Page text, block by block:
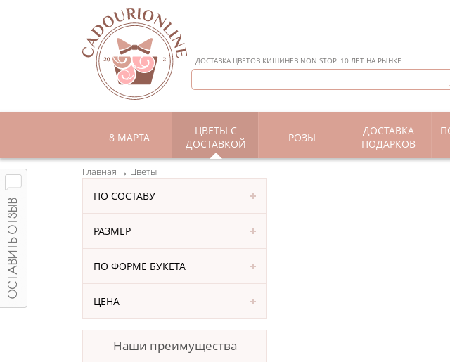
ДОСТАВКА ЦВЕТОВ КИШИНЕВ NON STOP. 10 ЛЕТ НА РЫНКЕ
8 МАРТА
ЦВЕТЫ С
ДОСТАВКОЙ
РОЗЫ
ДОСТАВКА
ПОДАРКОВ
Главная Цветы
ПО СОСТАВУ
РАЗМЕР
ПО ФОРМЕ БУКЕТА
ЦЕНА
Наши преимущества